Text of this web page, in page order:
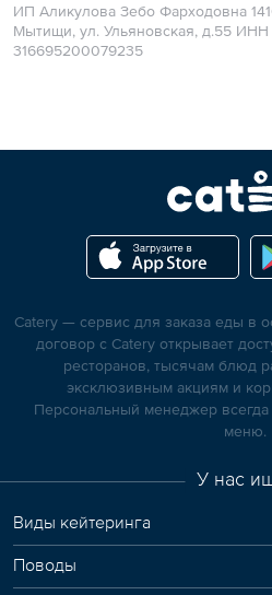
ИП Аликулова Зебо Фарходовна
Мытищи, ул. Ульяновская, д.55
316695200079235
Catery — сервис для заказа еды в
договор с Catery открывает
ресторанов, тысячам блюд
эксклюзивным акциям и
Персональный менеджер
меню.
У нас
Виды кейтеринга
Поводы